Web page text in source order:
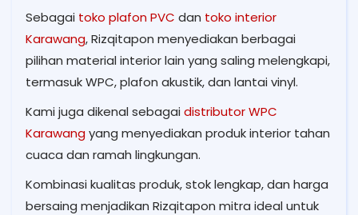
Sebagai toko plafon PVC dan toko interior
Karawang, Rizqitapon menyediakan berbagai
pilihan material interior lain yang saling melengkapi,
termasuk WPC, plafon akustik, dan lantai vinyl.
Kami juga dikenal sebagaidistributor WPC
Karawangyang menyediakan produk interior tahan
cuaca dan ramah lingkungan.
Kombinasi kualitas produk, stok lengkap, dan harga
bersaing menjadikan Rizqitapon mitra ideal untuk